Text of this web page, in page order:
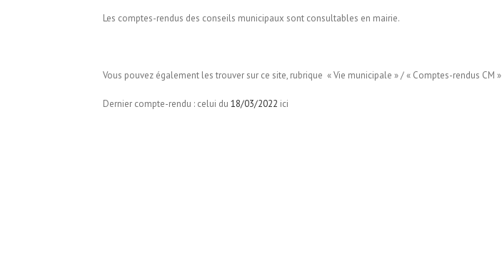
Les comptes-rendus des conseils municipaux sont consultables en mairie.
Vous pouvez également les trouver sur ce site, rubrique « Vie municipale » / « Comptes-rendus CM »
Dernier compte-rendu : celui du 18/03/2022 ici